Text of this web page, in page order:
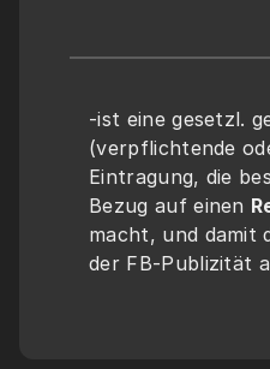
-ist eine gesetzl.
(verpflichtende
Eintragung, die
Bezug auf einen
macht, und damit
der FB-Publizität